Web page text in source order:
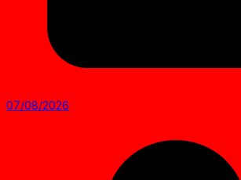
07/08/2026